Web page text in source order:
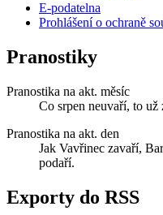
E-podatelna
Prohlášení o ochraně
Pranostiky
Pranostika na akt. měsíc
Co srpen neuvaří, to už
Pranostika na akt. den
Jak Vavřinec zavaří,
podaří.
Exporty do RSS